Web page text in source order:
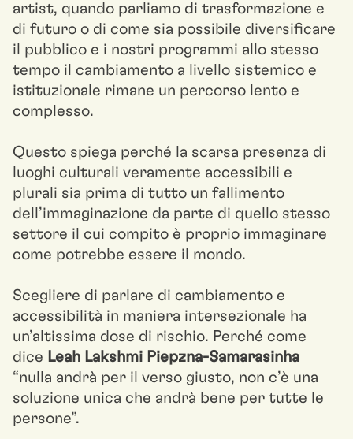
artist, quando parliamo di trasformazione e
di futuro o di come sia possibile diversificare
il pubblico e i nostri programmi allo stesso
tempo il cambiamento a livello sistemico e
istituzionale rimane un percorso lento e
complesso.
Questo spiega perché la scarsa presenza di
luoghi culturali veramente accessibili e
plurali sia prima di tutto un fallimento
dell’immaginazione da parte di quello stesso
settore il cui compito è proprio immaginare
come potrebbe essere il mondo.
Scegliere di parlare di cambiamento e
accessibilità in maniera intersezionale ha
un’altissima dose di rischio. Perché come
dice Leah Lakshmi Piepzna-Samarasinha
“nulla andrà per il verso giusto, non c’è una
soluzione unica che andrà bene per tutte le
persone”.